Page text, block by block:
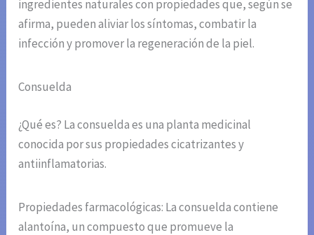
ingredientes naturales con propiedades que, según se
afirma, pueden aliviar los síntomas, combatir la
infección y promover la regeneración de la piel.
Consuelda
¿Qué es? La consuelda es una planta medicinal
conocida por sus propiedades cicatrizantes y
antiinflamatorias.
Propiedades farmacológicas: La consuelda contiene
alantoína, un compuesto que promueve la